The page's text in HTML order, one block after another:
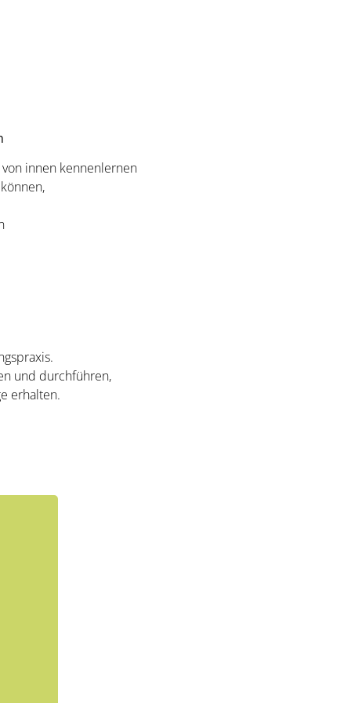
innen kennenlernen
und durchführen,
erhalten.